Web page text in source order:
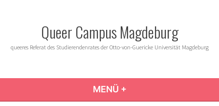
Queer Campus Magdeburg
queeres Referat des Studierendenrates der Otto-von-Guericke Universität Magdeburg
MENÜ +